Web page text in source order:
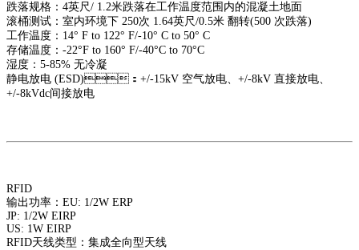
跌落规格：4英尺/ 1.2米跌落在工作温度范围内的混凝土地面
滚桶测试：室内环境下 250次 1.64英尺/0.5米 翻转(500 次跌落)
工作温度：14° F to 122° F/-10° C to 50° C
存储温度：-22°F to 160° F/-40°C to 70°C
湿度：5-85% 无冷凝
静电放电 (ESD)：+/-15kV 空气放电、+/-8kV 直接放电、
+/-8kVdc间接放电
RFID
输出功率：EU: 1/2W ERP
JP: 1/2W EIRP
US: 1W EIRP
RFID天线类型：集成全向型天线